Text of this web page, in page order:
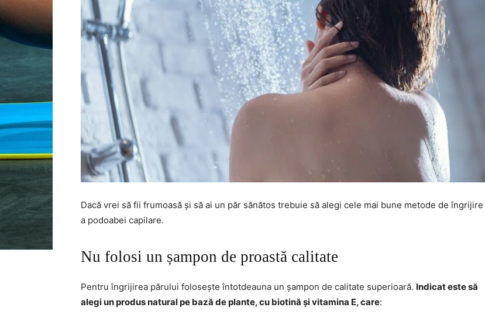
Dacă vrei să fii frumoasă și să ai un păr sănătos trebuie să alegi cele mai bune metode de îngrijire
a podoabei capilare.
Nu folosi un șampon de proastă calitate
Pentru îngrijirea părului folosește întotdeauna un șampon de calitate superioară. Indicat este să
alegi un produs natural pe bază de plante, cu biotină și vitamina E, care: